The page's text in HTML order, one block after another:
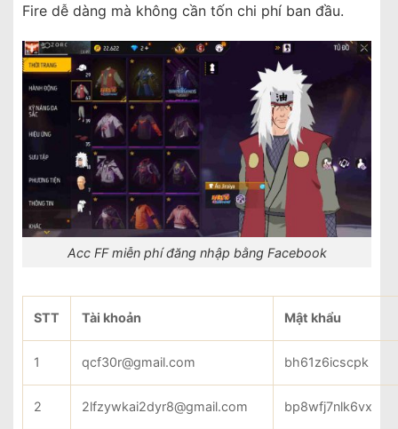
Fire dễ dàng mà không cần tốn chi phí ban đầu.
Acc FF miễn phí đăng nhập bằng Facebook
STT Tài khoản Mật khẩu
1 qcf30r@gmail.com bh61z6icscpk
2 2lfzywkai2dyr8@gmail.com bp8wfj7nlk6vx